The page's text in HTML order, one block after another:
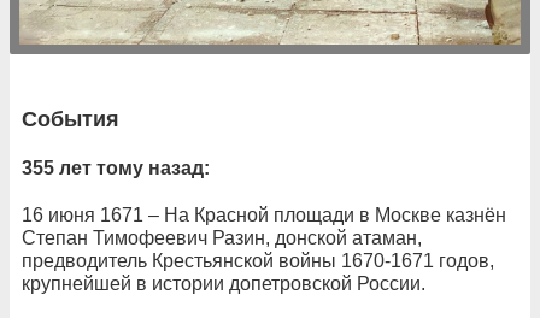
События
355 лет тому назад:
16 июня 1671 – На Красной площади в Москве казнён
Степан Тимофеевич Разин, донской атаман,
предводитель Крестьянской войны 1670-1671 годов,
крупнейшей в истории допетровской России.